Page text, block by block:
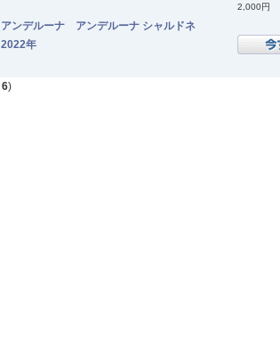
アンデルーナ アンデルーナ シャルドネ
2022年
2,000円
6)